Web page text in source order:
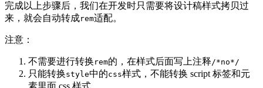
完成以上步骤后，我们在开发时只需要将设计稿样式拷贝过
来，就会自动转成rem适配。
注意：
不需要进行转换 rem的，在样式后面写上注释/*no*/
只能转换style中的css样式，不能转换 script 标签和元
素里面 css 样式